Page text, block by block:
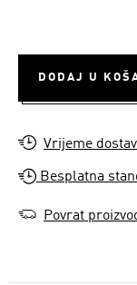
DODAJ U
Vrijeme
Besplatna
Povrat